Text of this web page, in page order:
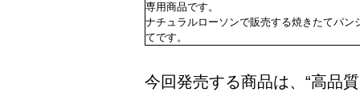
専用商品です。
ナチュラルローソンで販売する焼きたてパ
てです。
今回発売する商品は、“高品